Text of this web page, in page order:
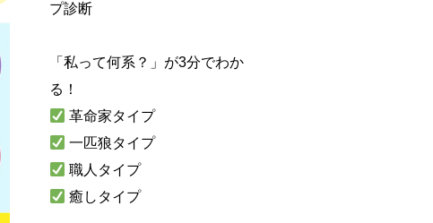
プ診断
「私って何系？」が3分でわか
る！
革命家タイプ
一匹狼タイプ
職人タイプ
癒しタイプ